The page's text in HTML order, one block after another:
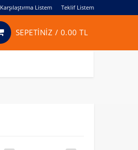
Karşılaştırma Listem Teklif Listem
SEPETİNİZ / 0.00 TL